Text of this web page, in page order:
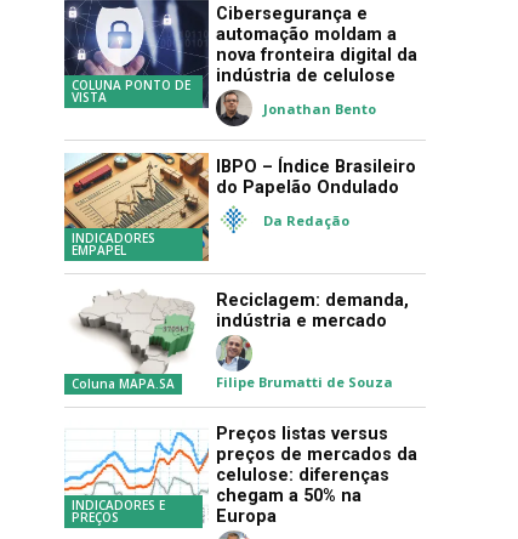
COLUNA PONTO DE
VISTA
Cibersegurança e
automação moldam a
nova fronteira digital da
indústria de celulose
Jonathan Bento
INDICADORES
EMPAPEL
IBPO – Índice Brasileiro
do Papelão Ondulado
Da Redação
Coluna MAPA.SA
Reciclagem: demanda,
indústria e mercado
Filipe Brumatti de Souza
INDICADORES E
PREÇOS
Preços listas versus
preços de mercados da
celulose: diferenças
chegam a 50% na
Europa